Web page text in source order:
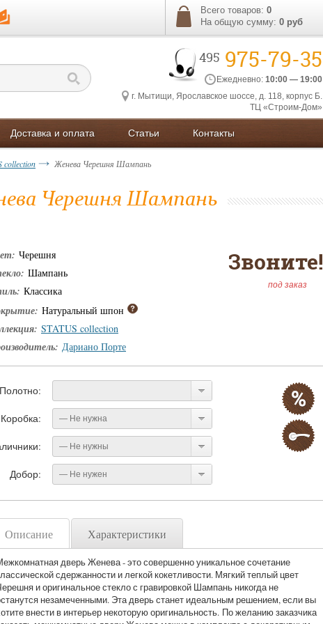
Всего товаров: 0
На общую сумму: 0 руб
495 975-79-35
Ежедневно: 10:00 — 19:00
г. Мытищи, Ярославское шоссе, д. 118, корпус Б.
ТЦ «Строим-Дом»
Доставка и оплата Статьи Контакты
collection Женева Черешня Шампань
Черешня Шампань
Черешня
Шампань
Классика
Натуральный шпон
STATUS collection
Дариано Порте
Звоните!
под заказ
Полотно:
Коробка: — Не нужна
— Не нужны
Добор: — Не нужен
Описание Характеристики
дверь Женева - это совершенно уникальное сочетание
сдержанности и легкой кокетливости. Мягкий теплый цвет
и оригинальное стекло с гравировкой Шампань никогда не
незамеченными. Эта дверь станет идеальным решением, если вы
внести в интерьер некоторую оригинальность. По желанию заказчика